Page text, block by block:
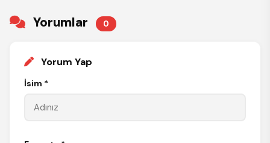
Yorumlar 0
Yorum Yap
İsim *